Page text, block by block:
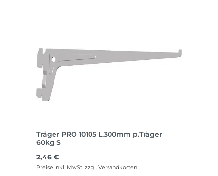
Träger PRO 10105 L.300mm p.Träger
60kg S
Regulärer Preis:
2,46 €
Preise inkl. MwSt. zzgl. Versandkosten